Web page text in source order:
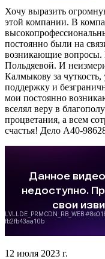
Хочу выразить
этой компании. В
постоянно были на
возникающие вопросы.
Польдяевой. И
Калмыкову за
поддержку и
мои постоянно
вселял веру в
процветания, а всем
счастья! Дело А40-
12 июля 2023 г.